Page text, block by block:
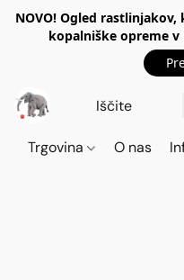
NOVO! Ogled
kopalniške opreme v
Trgovina O nas